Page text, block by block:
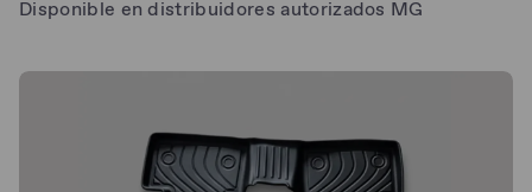
Disponible en distribuidores autorizados MG